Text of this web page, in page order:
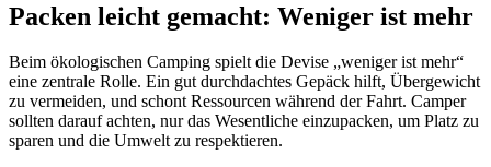
Packen leicht gemacht: Weniger ist mehr
Beim ökologischen Camping spielt die Devise „weniger ist mehr“
eine zentrale Rolle. Ein gut durchdachtes Gepäck hilft, Übergewicht
zu vermeiden, und schont Ressourcen während der Fahrt. Camper
sollten darauf achten, nur das Wesentliche einzupacken, um Platz zu
sparen und die Umwelt zu respektieren.